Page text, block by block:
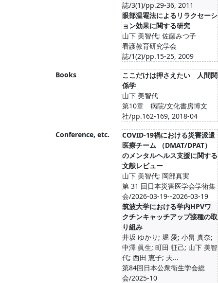
誌/3(1)/pp.29-36, 2011
眼部温罨法によるリラクセーシ
ョン効果に関する研究
山下 美智代; 佐藤みつ子
看護教育研究学会
誌/1(2)/pp.15-25, 2009
Books
ここだけは押さえたい 人間関
係学
山下 美智代
第10章 病院/文化書房博文
社/pp.162-169, 2018-04
Conference, etc.
COVID-19禍における災害派遣
医療チーム （DMAT/DPAT）
のメンタルヘルス支援に関する
文献レビュー
山下 美智代; 岡部真実
第 31 回日本災害医学会学術集
会/2026-03-19--2026-03-19
筑波大学における学内HPVワ
クチンキャッチアップ接種の取
り組み
井坂 ゆかり; 堀 愛; 小畠 真奈;
中澤 眞生; 町田 征己; 山下 美智
代; 西田 恵子; 天...
第84回日本公衆衛生学会総
会/2025-10